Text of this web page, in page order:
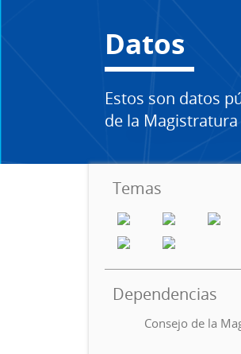
Datos
Estos son datos
de la
Temas
Dependencias
Consejo de la